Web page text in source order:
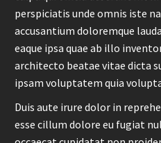
perspiciatis unde omnis iste
accusantium doloremque
eaque ipsa quae ab illo
architecto beatae vitae dicta
ipsam voluptatem quia
Duis aute irure dolor in
esse cillum dolore eu fugiat